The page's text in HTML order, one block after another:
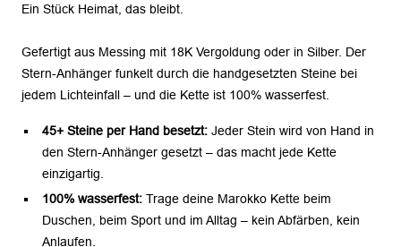
Ein Stück Heimat, das bleibt.
Gefertigt aus Messing mit 18K Vergoldung oder in Silber. Der
Stern-Anhänger funkelt durch die handgesetzten Steine bei
jedem Lichteinfall – und die Kette ist 100% wasserfest.
45+ Steine per Hand besetzt:Jeder Stein wird von Hand in
den Stern-Anhänger gesetzt – das macht jede Kette
einzigartig.
100% wasserfest:Trage deine Marokko Kette beim
Duschen, beim Sport und im Alltag – kein Abfärben, kein
Anlaufen.